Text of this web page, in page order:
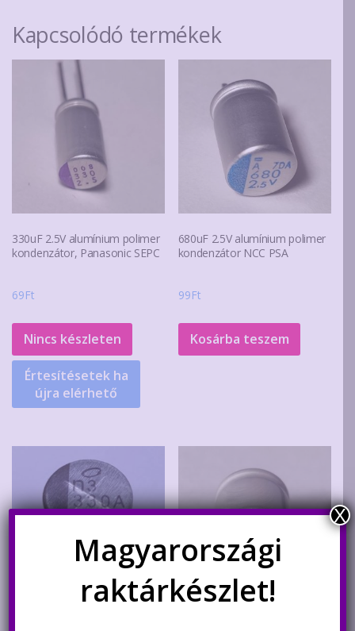
Kapcsolódó termékek
330uF 2.5V alumínium polimer
kondenzátor, Panasonic SEPC
69Ft
Nincs készleten
Értesítésetek ha
újra elérhető
680uF 2.5V alumínium polimer
kondenzátor NCC PSA
99Ft
Kosárba teszem
Magyarországi
raktárkészlet!
X